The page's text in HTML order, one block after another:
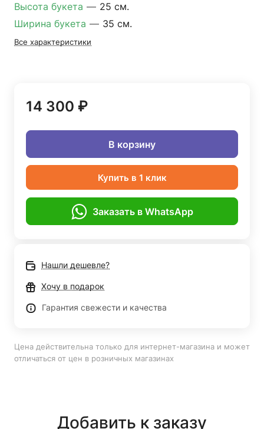
Высота букета — 25 см.
Ширина букета — 35 см.
Все характеристики
14 300 ₽
В корзину
Купить в 1 клик
Заказать в WhatsApp
Нашли дешевле?
Хочу в подарок
Гарантия свежести и качества
Цена действительна только для интернет-магазина и может
отличаться от цен в розничных магазинах
Добавить к заказу